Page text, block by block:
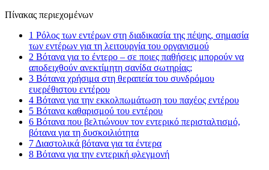
Πίνακας περιεχομένων
1 Ρόλος των εντέρων στη διαδικασία της πέψης, σημασία
των εντέρων για τη λειτουργία του οργανισμού
2 Βότανα για το έντερο – σε ποιες παθήσεις μπορούν να
αποδειχθούν ανεκτίμητη σανίδα σωτηρίας;
3 Βότανα χρήσιμα στη θεραπεία του συνδρόμου
ευερέθιστου εντέρου
4 Βότανα για την εκκολπωμάτωση του παχέος εντέρου
5 Βότανα καθαρισμού του εντέρου
6 Βότανα που βελτιώνουν τον εντερικό περισταλτισμό,
βότανα για τη δυσκοιλιότητα
7 Διαστολικά βότανα για τα έντερα
8 Βότανα για την εντερική φλεγμονή